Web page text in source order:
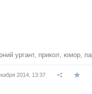
ургант, прикол юмор
2014, 13:37